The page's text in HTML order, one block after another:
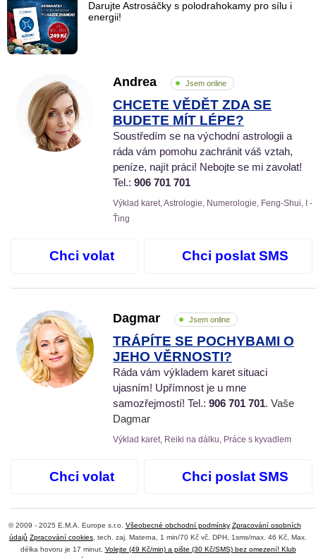
Darujte Astrosáčky s polodrahokamy pro sílu i
energii!
Andrea Jsem online
CHCETE VĚDĚT ZDA SE
BUDETE MÍT LÉPE?
Soustředím se na východní astrologii a
ráda vám pomohu zachránit váš vztah,
peníze, najít práci! Nebojte se mi zavolat!
Tel.: 906 701 701
Výklad karet, Astrologie, Numerologie, Feng-Shui, I -
Ťing
Chci volat Chci poslat SMS
Dagmar Jsem online
TRÁPÍTE SE POCHYBAMI O
JEHO VĚRNOSTI?
Ráda vám výkladem karet situaci
ujasním! Upřímnost je u mne
samozřejmostí! Tel.: 906 701 701. Vaše
Dagmar
Výklad karet, Reiki na dálku, Práce s kyvadlem
Chci volat Chci poslat SMS
© 2009 - 2025 E.M.A. Europe s.r.o. Všeobecné obchodní podmínky Zpracování osobních
údajů Zpracování cookies , tech. zaj. Materna, 1 min/70 Kč vč. DPH, 1sms/max. 46 Kč, Max.
délka hovoru je 17 minut, Volejte (49 Kč/min) a pište (30 Kč/SMS) bez omezení! Klub